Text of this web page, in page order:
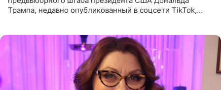
Трампа, недавно опубликованный в соцсети TikTok,